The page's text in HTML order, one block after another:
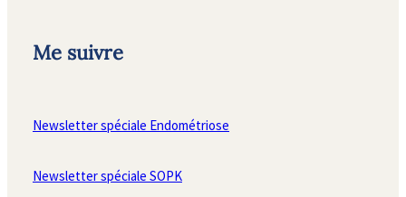
Me suivre
Newsletter spéciale Endométriose
Newsletter spéciale SOPK